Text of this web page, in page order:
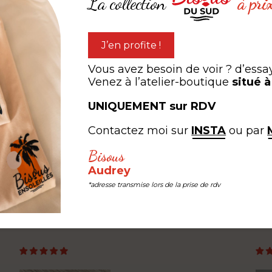
Une pluie de bisous
VOTRE
J’en profite !
Vous avez besoin de voir ?
Venez à l’atelier-boutique situé
UNIQUEMENT sur RDV
Contactez moi sur INSTA ou par
Bisous
Audrey
*adresse transmise lors de la prise de rdv